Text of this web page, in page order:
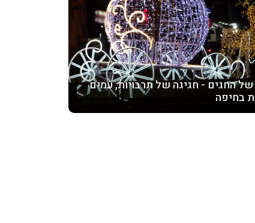
החגים - חגיגה של תרבויות, עמים
בחיפה